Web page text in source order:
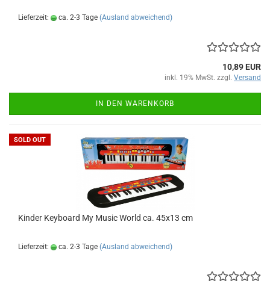
Lieferzeit: ca. 2-3 Tage (Ausland abweichend)
10,89 EUR
inkl. 19% MwSt. zzgl. Versand
IN DEN WARENKORB
SOLD OUT
Kin­der Key­board My Music World ca. 45x13 cm
Lieferzeit: ca. 2-3 Tage (Ausland abweichend)